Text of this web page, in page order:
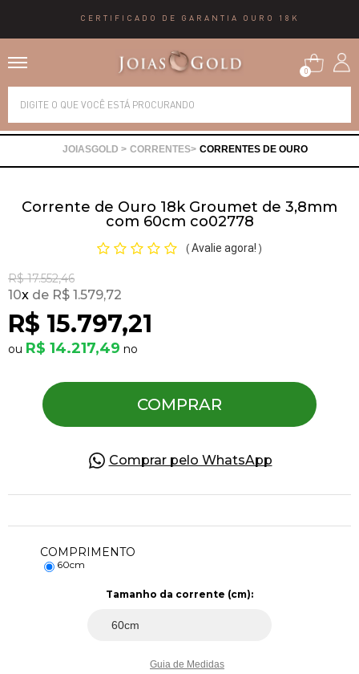
CERTIFICADO DE GARANTIA OURO 18K
0
CORRENTES CORRENTES DE OURO
Corrente de Ouro 18k Groumet de 3,8mm
com 60cm co02778
( Avalie agora! )
R$ 17.552,46
R$ 15.797,21
10x R$ 1.579,72
R$ 14.217,49
COMPRAR
Comprar pelo WhatsApp
COMPRIMENTO
60cm
Tamanho da corrente (cm):
Guia de Medidas
Alianças
Brincos
Pingentes
Presente